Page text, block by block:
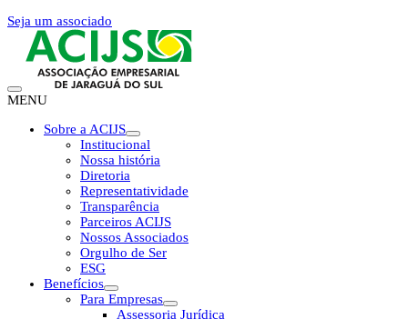
Seja um associado
MENU
Sobre a ACIJS
Institucional
Nossa história
Diretoria
Representatividade
Transparência
Parceiros ACIJS
Nossos Associados
Orgulho de Ser
ESG
Benefícios
Para Empresas
Assessoria Jurídica